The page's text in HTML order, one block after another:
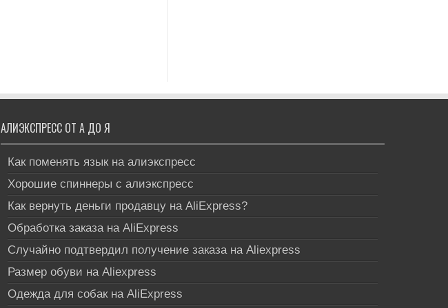
АЛИЭКСПРЕСС ОТ А ДО Я
Как поменять язык на алиэкспресс
Хорошие спиннеры с алиэкспресс
Как вернуть деньги продавцу на AliExpress?
Обработка заказа на AliExpress
Cлучайно подтвердил получение заказа на Aliexpress
Размер обуви на Aliexpress
Одежда для собак на AliExpress